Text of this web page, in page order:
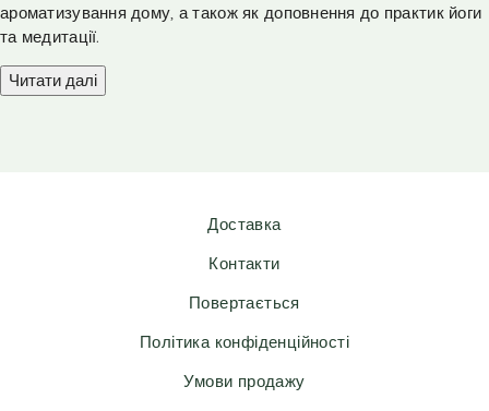
ароматизування дому, а також як доповнення до практик йоги
та медитації.
Читати далі
Доставка
Контакти
Повертається
Політика конфіденційності
Умови продажу